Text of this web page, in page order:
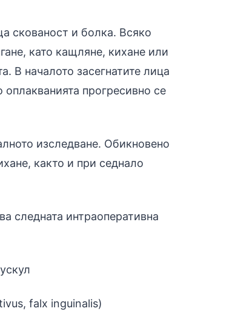
скованост и болка. Всяко
като кащляне, кихане или
В началото засегнатите лица
прогресивно се
изследване. Обикновено
както и при седнало
следната интраоперативна
falx inguinalis)